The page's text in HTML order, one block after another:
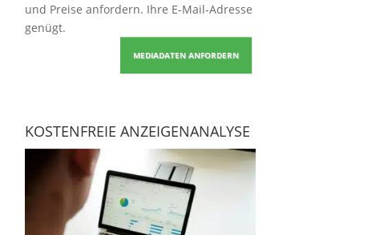
und Preise anfordern. Ihre E-Mail-Adresse
genügt.
MEDIADATEN ANFORDERN
KOSTENFREIE ANZEIGENANALYSE